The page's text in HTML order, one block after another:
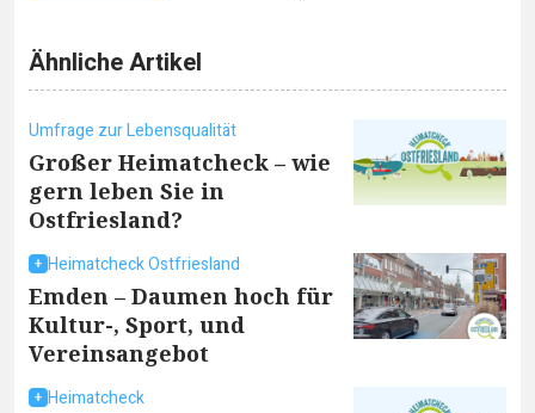
Ähnliche Artikel
Umfrage zur Lebensqualität
Großer Heimatcheck – wie
gern leben Sie in
Ostfriesland?
Heimatcheck Ostfriesland
Emden – Daumen hoch für
Kultur-, Sport, und
Vereinsangebot
Heimatcheck